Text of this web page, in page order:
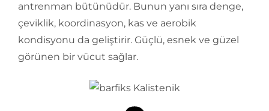
antrenman bütünüdür. Bunun yanı sıra denge,
çeviklik, koordinasyon, kas ve aerobik
kondisyonu da geliştirir. Güçlü, esnek ve güzel
görünen bir vücut sağlar.